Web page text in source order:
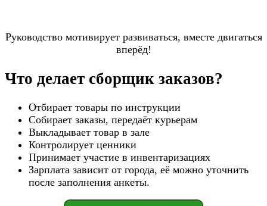
Руководство мотивирует развиваться, вместе двигаться
вперёд!
Что делает сборщик заказов?
Отбирает товары по инструкции
Собирает заказы, передаёт курьерам
Выкладывает товар в зале
Контролирует ценники
Принимает участие в инвентаризациях
Зарплата зависит от города, её можно уточнить
после заполнения анкеты.